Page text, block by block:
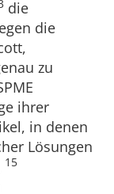
die
die
zu
ihrer
in denen
Lösungen
15